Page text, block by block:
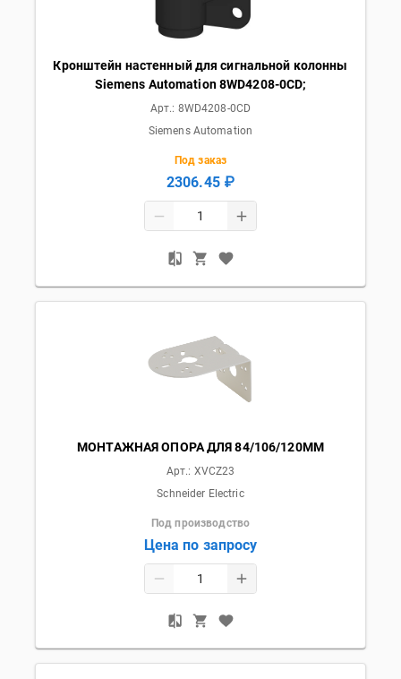
Кронштейн настенный для сигнальной колонны
Siemens Automation 8WD4208-0CD;
Арт.: 8WD4208-0CD
Siemens Automation
Под заказ
2306.45 ₽
МОНТАЖНАЯ ОПОРА ДЛЯ 84/106/120ММ
Арт.: XVCZ23
Schneider Electric
Под производство
Цена по запросу